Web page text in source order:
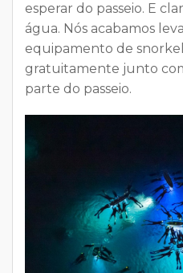
esperar do passeio. E
água. Nós acabamos
equipamento de
gratuitamente junto
parte do passeio.